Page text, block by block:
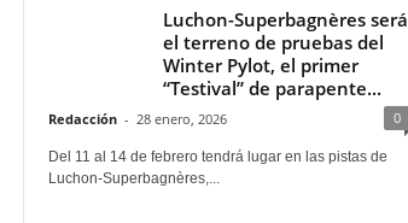
Luchon-Superbagnères será
el terreno de pruebas del
Winter Pylot, el primer
“Testival” de parapente...
Redacción - 28 enero, 2026 0
Del 11 al 14 de febrero tendrá lugar en las pistas de
Luchon-Superbagnères,...